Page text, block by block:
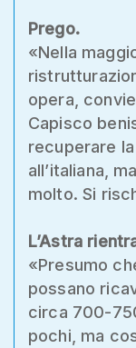
Prego.
«Nella
opera,
Capisco
recuperare
all’italiana,
molto. Si
L’Astra
«Presumo
possano
circa 700-
pochi, ma